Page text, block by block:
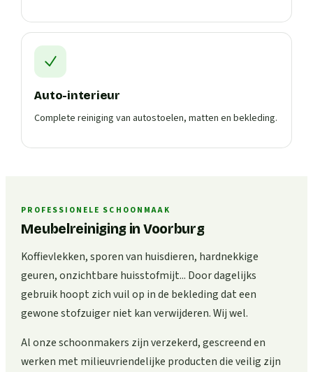
Auto-interieur
Complete reiniging van autostoelen, matten en bekleding.
PROFESSIONELE SCHOONMAAK
Meubelreiniging in Voorburg
Koffievlekken, sporen van huisdieren, hardnekkige
geuren, onzichtbare huisstofmijt... Door dagelijks
gebruik hoopt zich vuil op in de bekleding dat een
gewone stofzuiger niet kan verwijderen. Wij wel.
Al onze schoonmakers zijn verzekerd, gescreend en
werken met milieuvriendelijke producten die veilig zijn